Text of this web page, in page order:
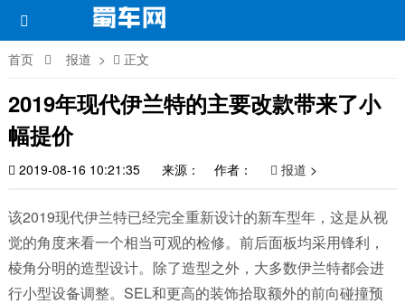
首页 报道 > 正文
2019年现代伊兰特的主要改款带来了小
幅提价
2019-08-16 10:21:35 来源： 作者： 报道 >
该2019现代伊兰特已经完全重新设计的新车型年，这是从视
觉的角度来看一个相当可观的检修。前后面板均采用锋利，
棱角分明的造型设计。除了造型之外，大多数伊兰特都会进
行小型设备调整。SEL和更高的装饰拾取额外的前向碰撞预